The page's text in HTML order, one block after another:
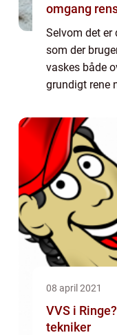
omgang
Selvom det er
som der
vaskes både
grundigt rene
hundetæpper,
08 april 2021
VVS i
tekniker